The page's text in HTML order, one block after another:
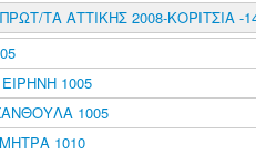
ΤΑ ΑΤΤΙΚΗΣ 2008-ΚΟΡΙΤΣΙΑ -
1005
1005
1010